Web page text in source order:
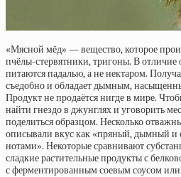
«Мясной мёд» — вещество, которое
пчёлы-стервятники, тригоны. В
питаются падалью, а не нектаром.
съедобно и обладает дымным,
Продукт не продаётся нигде в мире.
найти гнездо в джунглях и уговорить
поделиться образцом. Несколько
описывали вкус как «пряный, дымный и
нотами». Некоторые сравнивают
сладкие растительные продукты с
с ферментированным соевым соусом